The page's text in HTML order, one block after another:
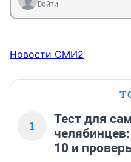
Войти
Новости СМИ2
1
Тест для
10 и